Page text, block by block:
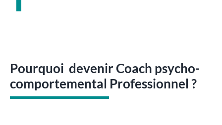
Pourquoi devenir Coach psycho-
comportemental Professionnel ?